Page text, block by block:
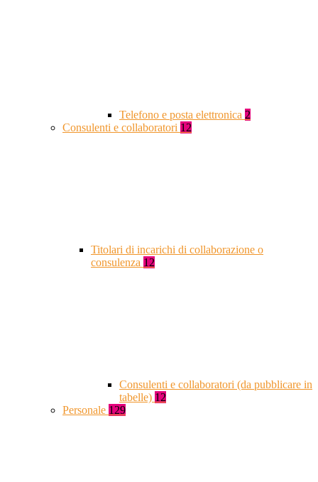
Telefono e posta elettronica 2
Consulenti e collaboratori 12
Titolari di incarichi di collaborazione o
consulenza 12
Consulenti e collaboratori (da pubblicare in
tabelle) 12
Personale 129